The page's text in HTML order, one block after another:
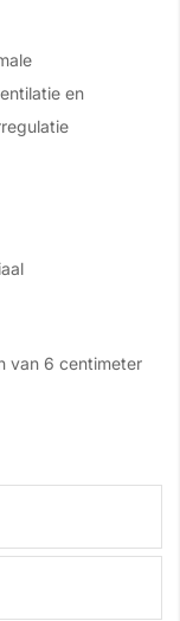
en
van 6 centimeter